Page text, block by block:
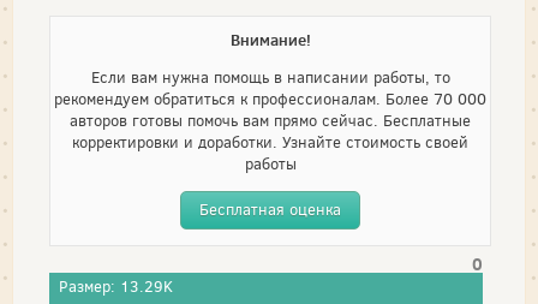
Внимание!
Если вам нужна помощь в написании работы, то
рекомендуем обратиться к профессионалам. Более 70 000
авторов готовы помочь вам прямо сейчас. Бесплатные
корректировки и доработки. Узнайте стоимость своей
работы
Бесплатная оценка
0
Размер: 13.29K